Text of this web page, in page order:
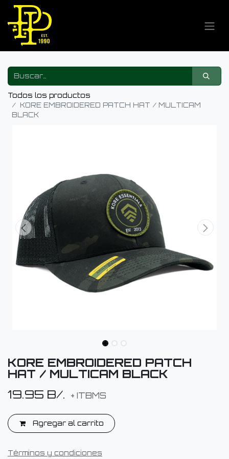
Todos los productos
KORE EMBROIDERED PATCH HAT / MULTICAM
BLACK
KORE EMBROIDERED PATCH
HAT / MULTICAM BLACK
19.95 B/. + ITBMS
Agregar al carrito
Términos y condiciones